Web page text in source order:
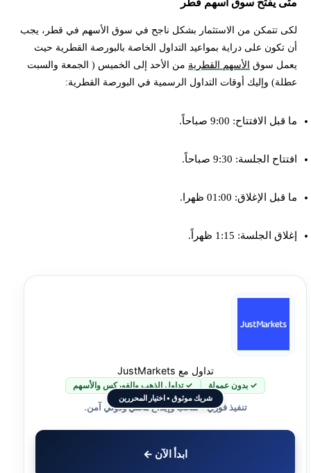
متى يفتح سوق اسهم قطر
لكى تتمكن من الاستثمار بشكل ناجح في سوق الأسهم في قطر، يجب
أن تكون على دراية بمواعيد التداول الخاصة بالبورصة القطرية حيث
يعمل سوق الأسهم القطرية من الأحد إلى الخميس ( الجمعة والسبت
عطلة) وإليك أوقات التداول الرسمية في البورصة القطرية:
ما قبل الافتتاح: 9:00 صباحاً.
افتتاح الجلسة: 9:30 صباحاً.
ما قبل الإغلاق: 01:00 ظهرا.
إغلاق الجلسة: 1:15 ظهراً.
شريك موثوق • اختيار المحررين
تداول مع JustMarkets
✓ بدون عمولة ✓ تداول الذهب والفوركس والأسهم
تنفيذ فوري • سحب وإيداع محلي ودولي آمن.
ابدأ الآن ←